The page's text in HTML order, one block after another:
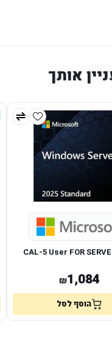
אותך
CAL-5 User FOR
₪1,084
הוסף לסל